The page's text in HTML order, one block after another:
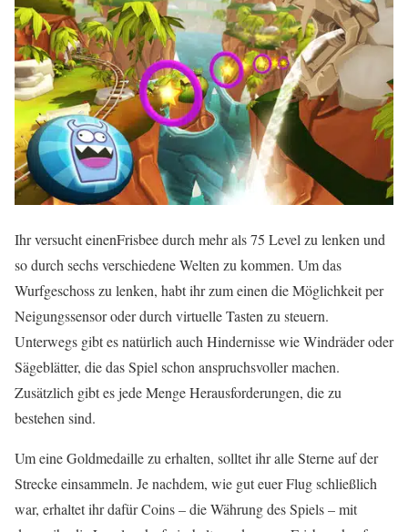
Ihr versucht einenFrisbee durch mehr als 75 Level zu lenken und
so durch sechs verschiedene Welten zu kommen. Um das
Wurfgeschoss zu lenken, habt ihr zum einen die Möglichkeit per
Neigungssensor oder durch virtuelle Tasten zu steuern.
Unterwegs gibt es natürlich auch Hindernisse wie Windräder oder
Sägeblätter, die das Spiel schon anspruchsvoller machen.
Zusätzlich gibt es jede Menge Herausforderungen, die zu
bestehen sind.
Um eine Goldmedaille zu erhalten, solltet ihr alle Sterne auf der
Strecke einsammeln. Je nachdem, wie gut euer Flug schließlich
war, erhaltet ihr dafür Coins – die Währung des Spiels – mit